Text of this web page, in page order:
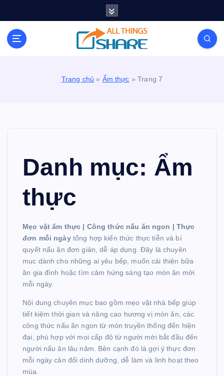
Personal Blog | Knowledge | Technology | Tips |
Pets | Life
Trang chủ » Ẩm thực »Trang 7
Danh mục: Ẩm
thực
Mẹo vặt ẩm thực | Công thức nấu ăn ngon | Thực
đơn mỗi ngàytổng hợp kiến thức thực tiễn và bí
quyết nấu ăn đơn giản, dễ áp dụng. Đây là chuyên
mục dành cho những ai yêu bếp, muốn cải thiện bữa
ăn gia đình hoặc tìm cảm hứng sáng tạo món ăn mới
mỗi ngày.
Nội dung chuyên mục bao gồm mẹo vặt nhà bếp giúp
tiết kiệm thời gian và nâng cao hương vị món ăn, các
công thức nấu ăn ngon từ món truyền thống đến hiện
đại, phù hợp với mọi cấp độ từ người mới bắt đầu đến
người nấu ăn lâu năm. Bên cạnh đó là gợi ý thực đơn
mỗi ngày cân đối dinh dưỡng, dễ làm và linh hoạt theo
mùa.